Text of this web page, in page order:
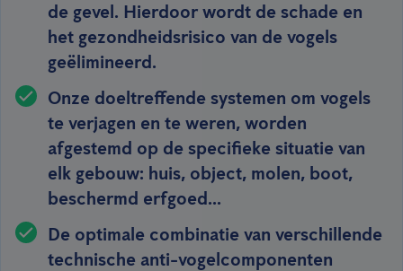
de gevel. Hierdoor wordt de schade en
het gezondheidsrisico van de vogels
geëlimineerd.
Onze doeltreffende systemen om vogels
te verjagen en te weren, worden
afgestemd op de specifieke situatie van
elk gebouw: huis, object, molen, boot,
beschermd erfgoed...
De optimale combinatie van verschillende
technische anti-vogelcomponenten